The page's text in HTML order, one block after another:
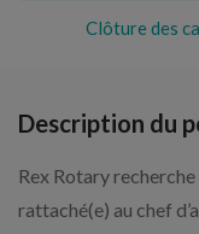
Clôture des
Description du
Rex Rotary
rattaché(e) au chef